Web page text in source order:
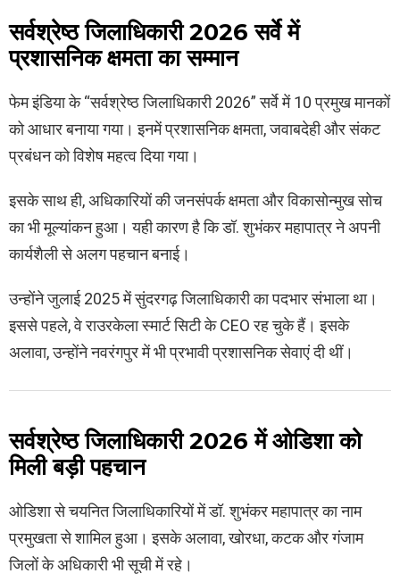
सर्वश्रेष्ठ जिलाधिकारी 2026 सर्वे में
प्रशासनिक क्षमता का सम्मान
फेम इंडिया के “सर्वश्रेष्ठ जिलाधिकारी 2026” सर्वे में 10 प्रमुख मानकों
को आधार बनाया गया। इनमें प्रशासनिक क्षमता, जवाबदेही और संकट
प्रबंधन को विशेष महत्व दिया गया।
इसके साथ ही, अधिकारियों की जनसंपर्क क्षमता और विकासोन्मुख सोच
का भी मूल्यांकन हुआ। यही कारण है कि डॉ. शुभंकर महापात्र ने अपनी
कार्यशैली से अलग पहचान बनाई।
उन्होंने जुलाई 2025 में सुंदरगढ़ जिलाधिकारी का पदभार संभाला था।
इससे पहले, वे राउरकेला स्मार्ट सिटी के CEO रह चुके हैं। इसके
अलावा, उन्होंने नवरंगपुर में भी प्रभावी प्रशासनिक सेवाएं दी थीं।
सर्वश्रेष्ठ जिलाधिकारी 2026 में ओडिशा को
मिली बड़ी पहचान
ओडिशा से चयनित जिलाधिकारियों में डॉ. शुभंकर महापात्र का नाम
प्रमुखता से शामिल हुआ। इसके अलावा, खोरधा, कटक और गंजाम
जिलों के अधिकारी भी सूची में रहे।